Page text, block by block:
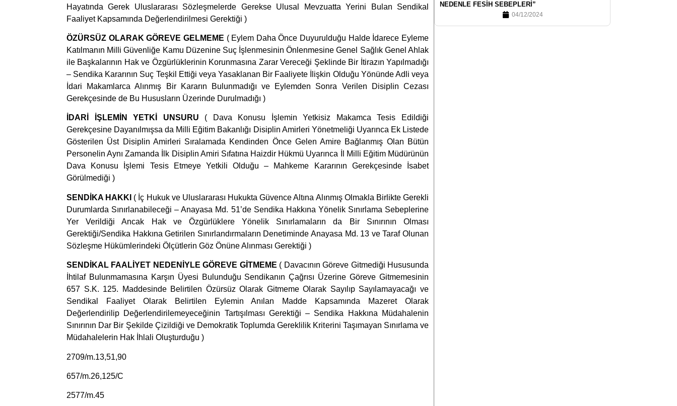
Hayatında Gerek Uluslararası Sözleşmelerde Gerekse Ulusal Mevzuatta Yerini Bulan Sendikal
Faaliyet Kapsamında Değerlendirilmesi Gerektiği )
ÖZÜRSÜZ OLARAK GÖREVE GELMEME ( Eylem Daha Önce Duyurulduğu Halde İdarece Eyleme
Katılmanın Milli Güvenliğe Kamu Düzenine Suç İşlenmesinin Önlenmesine Genel Sağlık Genel Ahlak
ile Başkalarının Hak ve Özgürlüklerinin Korunmasına Zarar Vereceği Şeklinde Bir İtirazın Yapılmadığı
– Sendika Kararının Suç Teşkil Ettiği veya Yasaklanan Bir Faaliyete İlişkin Olduğu Yönünde Adli veya
İdari Makamlarca Alınmış Bir Kararın Bulunmadığı ve Eylemden Sonra Verilen Disiplin Cezası
Gerekçesinde de Bu Hususların Üzerinde Durulmadığı )
İDARİ İŞLEMİN YETKİ UNSURU ( Dava Konusu İşlemin Yetkisiz Makamca Tesis Edildiği
Gerekçesine Dayanılmışsa da Milli Eğitim Bakanlığı Disiplin Amirleri Yönetmeliği Uyarınca Ek Listede
Gösterilen Üst Disiplin Amirleri Sıralamada Kendinden Önce Gelen Amire Bağlanmış Olan Bütün
Personelin Aynı Zamanda İlk Disiplin Amiri Sıfatına Haizdir Hükmü Uyarınca İl Milli Eğitim Müdürünün
Dava Konusu İşlemi Tesis Etmeye Yetkili Olduğu – Mahkeme Kararının Gerekçesinde İsabet
Görülmediği )
SENDİKA HAKKI ( İç Hukuk ve Uluslararası Hukukta Güvence Altına Alınmış Olmakla Birlikte Gerekli
Durumlarda Sınırlanabileceği – Anayasa Md. 51’de Sendika Hakkına Yönelik Sınırlama Sebeplerine
Yer Verildiği Ancak Hak ve Özgürlüklere Yönelik Sınırlamaların da Bir Sınırının Olması
Gerektiği/Sendika Hakkına Getirilen Sınırlandırmaların Denetiminde Anayasa Md. 13 ve Taraf Olunan
Sözleşme Hükümlerindeki Ölçütlerin Göz Önüne Alınması Gerektiği )
SENDİKAL FAALİYET NEDENİYLE GÖREVE GİTMEME ( Davacının Göreve Gitmediği Hususunda
İhtilaf Bulunmamasına Karşın Üyesi Bulunduğu Sendikanın Çağrısı Üzerine Göreve Gitmemesinin
657 S.K. 125. Maddesinde Belirtilen Özürsüz Olarak Gitmeme Olarak Sayılıp Sayılamayacağı ve
Sendikal Faaliyet Olarak Belirtilen Eylemin Anılan Madde Kapsamında Mazeret Olarak
Değerlendirilip Değerlendirilemeyeceğinin Tartışılması Gerektiği – Sendika Hakkına Müdahalenin
Sınırının Dar Bir Şekilde Çizildiği ve Demokratik Toplumda Gereklilik Kriterini Taşımayan Sınırlama ve
Müdahalelerin Hak İhlali Oluşturduğu )
2709/m.13,51,90
657/m.26,125/C
2577/m.45
NEDENLE FESIH SEBEPLERI”
04/12/2024